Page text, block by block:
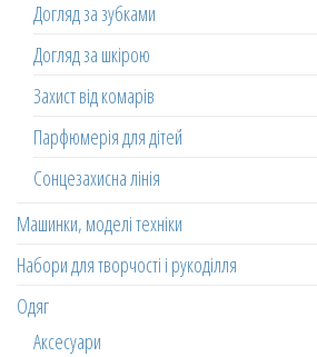
Догляд за зубками
Догляд за шкірою
Захист від комарів
Парфюмерія для дітей
Сонцезахисна лінія
Машинки, моделі техніки
Набори для творчості і рукоділля
Одяг
Аксесуари